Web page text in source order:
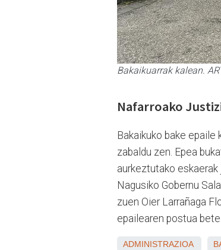
Bakaikuarrak kalean.
Nafarroako
Bakaikuko bake
zabaldu zen. Epea
aurkeztutako
Nagusiko Gobernu
zuen Oier Larrañaga
epailearen postua bete
ADMINISTRAZIOA